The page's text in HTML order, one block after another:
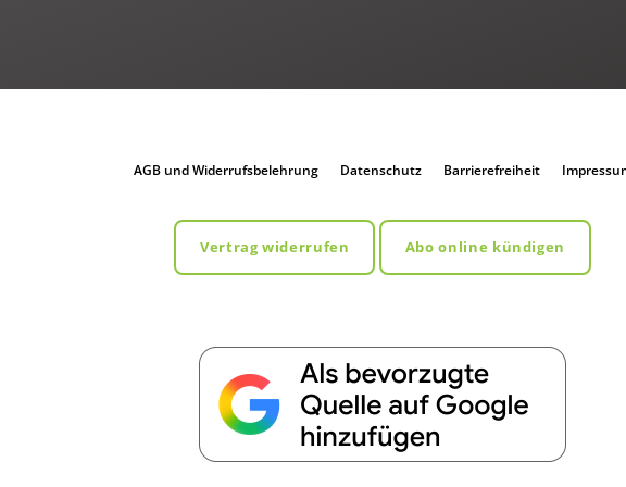
AGB und Widerrufsbelehrung Datenschutz Barrierefreiheit
Vertrag widerrufen Abo online kündigen